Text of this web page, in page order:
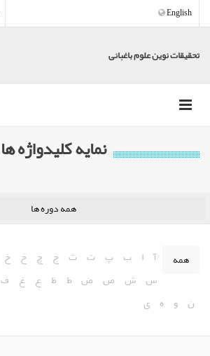
English
تحقیقات نوین علوم باغبانی
نمایه کلیدواژه ها
همه دوره ها
همه آ ا ب پ ت ث ج چ ح خ
س ش ص ض ط ظ ع غ ف
ن و ه ی